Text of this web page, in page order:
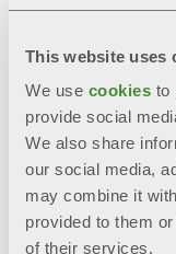
This website uses
We use cookies to
provide social
We also share
our social media,
may combine it
provided to them
of their services.